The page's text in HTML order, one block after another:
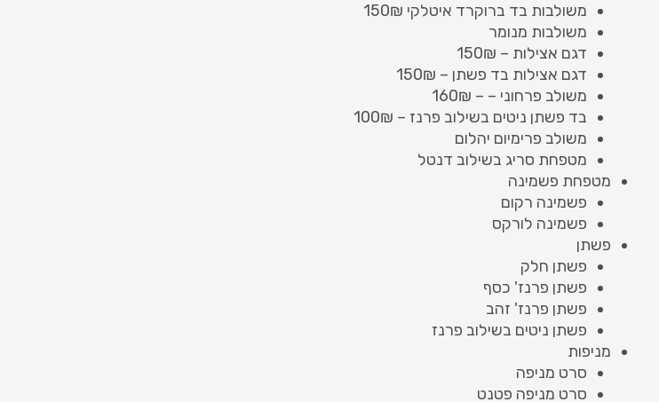
משולבות בד ברוקרד איטלקי 150₪
משולבות מנומר
דגם אצילות – 150₪
דגם אצילות בד פשתן – 150₪
משולב פרחוני – – 160₪
בד פשתן ניטים בשילוב פרנז – 100₪
משולב פרימיום יהלום
מטפחת סריג בשילוב דנטל
מטפחת פשמינה
פשמינה רקום
פשמינה לורקס
פשתן
פשתן חלק
פשתן פרנז' כסף
פשתן פרנז' זהב
פשתן ניטים בשילוב פרנז
מניפות
סרט מניפה
סרט מניפה פטנט